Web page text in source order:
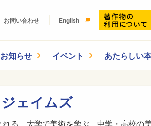
お問い合わせ English
お知らせ イベント あたらしい本
ェイムズ
る。大学で美術を学ぶ。中学・高校の